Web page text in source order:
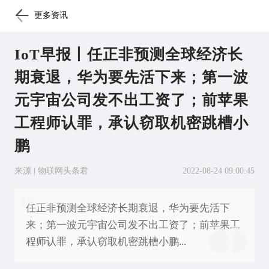
更多资讯
IoT早报丨任正非预测全球经济长
期衰退，华为要先活下来；第一波
元宇宙公司发不出工资了；前苹果
工程师认罪，承认窃取机密跳槽小
鹏
来源 | 物联网头条君 2022-08-24 09:00:45
任正非预测全球经济长期衰退，华为要先活下
来；第一波元宇宙公司发不出工资了；前苹果工
程师认罪，承认窃取机密跳槽小鹏...